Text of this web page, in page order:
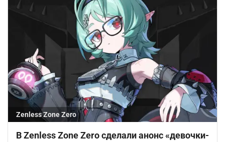
Zenless Zone Zero
В Zenless Zone Zero сделали анонс «девочки-